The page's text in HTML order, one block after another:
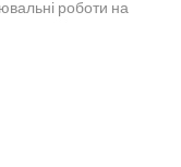
роботи на